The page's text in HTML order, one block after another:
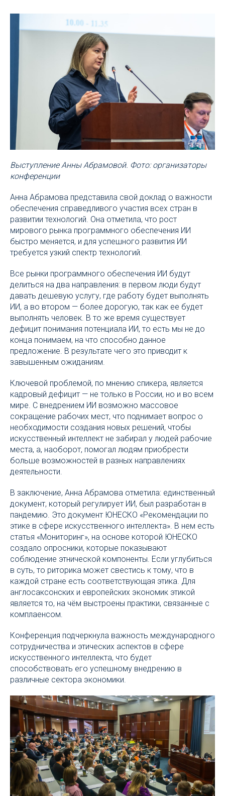
Выступление Анны Абрамовой. Фото: организаторы
конференции
Анна Абрамова представила свой доклад о важности
обеспечения справедливого участия всех стран в
развитии технологий. Она отметила, что рост
мирового рынка программного обеспечения ИИ
быстро меняется, и для успешного развития ИИ
требуется узкий спектр технологий.
Все рынки программного обеспечения ИИ будут
делиться на два направления: в первом люди будут
давать дешевую услугу, где работу будет выполнять
ИИ, а во втором — более дорогую, так как ее будет
выполнять человек. В то же время существует
дефицит понимания потенциала ИИ, то есть мы не до
конца понимаем, на что способно данное
предложение. В результате чего это приводит к
завышенным ожиданиям.
Ключевой проблемой, по мнению спикера, является
кадровый дефицит — не только в России, но и во всем
мире. С внедрением ИИ возможно массовое
сокращение рабочих мест, что поднимает вопрос о
необходимости создания новых решений, чтобы
искусственный интеллект не забирал у людей рабочие
места, а, наоборот, помогал людям приобрести
больше возможностей в разных направлениях
деятельности.
В заключение, Анна Абрамова отметила: единственный
документ, который регулирует ИИ, был разработан в
пандемию. Это документ ЮНЕСКО «Рекомендации по
этике в сфере искусственного интеллекта». В нем есть
статья «Мониторинг», на основе которой ЮНЕСКО
создало опросники, которые показывают
соблюдение этнической компоненты. Если углубиться
в суть, то риторика может свестись к тому, что в
каждой стране есть соответствующая этика. Для
англосаксонских и европейских экономик этикой
является то, на чём выстроены практики, связанные с
комплаенсом.
Конференция подчеркнула важность международного
сотрудничества и этических аспектов в сфере
искусственного интеллекта, что будет
способствовать его успешному внедрению в
различные сектора экономики.